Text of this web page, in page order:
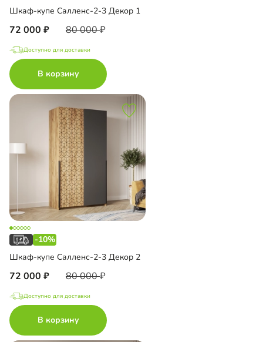
Шкаф-купе Салленс-2-3 Декор 1
72 000 80 000
Доступно для доставки
В корзину
-10%
Шкаф-купе Салленс-2-3 Декор 2
72 000 80 000
Доступно для доставки
В корзину